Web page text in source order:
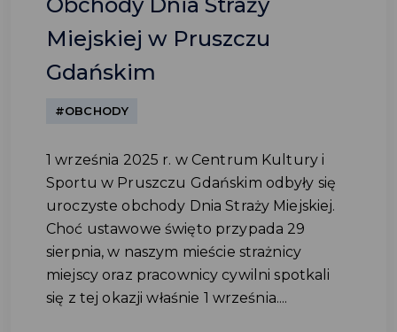
Miejskiej w Pruszczu
Gdańskim
#OBCHODY
1 września 2025 r. w Centrum Kultury i
Sportu w Pruszczu Gdańskim odbyły się
uroczyste obchody Dnia Straży Miejskiej.
Choć ustawowe święto przypada 29
sierpnia, w naszym mieście strażnicy
miejscy oraz pracownicy cywilni spotkali
się z tej okazji właśnie 1 września....